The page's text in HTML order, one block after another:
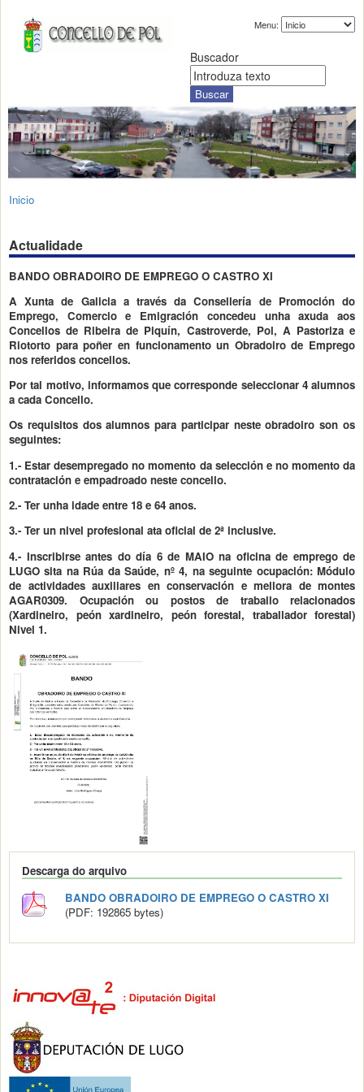
Menu:
Buscador
Inicio
Actualidade
BANDO OBRADOIRO DE EMPREGO O CASTRO XI
A Xunta de Galicia a través da Consellería de Promoción do
Emprego, Comercio e Emigración concedeu unha axuda aos
Concellos de Ribeira de Piquín, Castroverde, Pol, A Pastoriza e
Riotorto para poñer en funcionamento un Obradoiro de Emprego
nos referidos concellos.
Por tal motivo, informamos que corresponde seleccionar 4 alumnos
a cada Concello.
Os requisitos dos alumnos para participar neste obradoiro son os
seguintes:
1.- Estar desempregado no momento da selección e no momento da
contratación e empadroado neste concello.
2.- Ter unha idade entre 18 e 64 anos.
3.- Ter un nivel profesional ata oficial de 2ª inclusive.
4.- Inscribirse antes do día 6 de MAIO na oficina de emprego de
LUGO sita na Rúa da Saúde, nº 4, na seguinte ocupación: Módulo
de actividades auxiliares en conservación e mellora de montes
AGAR0309. Ocupación ou postos de traballo relacionados
(Xardineiro, peón xardineiro, peón forestal, traballador forestal)
Nivel 1.
Descarga do arquivo
BANDO OBRADOIRO DE EMPREGO O CASTRO XI
(PDF: 192865 bytes)